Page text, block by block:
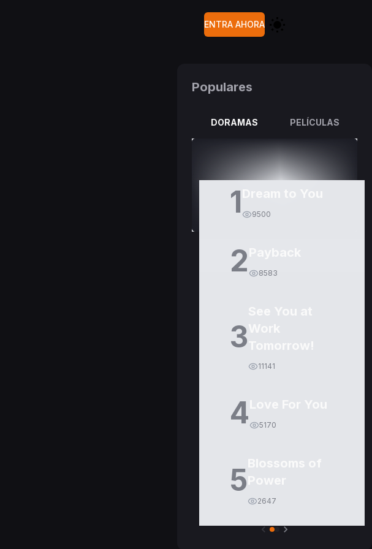
ENTRA AHORA
Populares
DORAMAS PELÍCULAS
1 9500
2 8583
3
11141
4 5170
5
2647